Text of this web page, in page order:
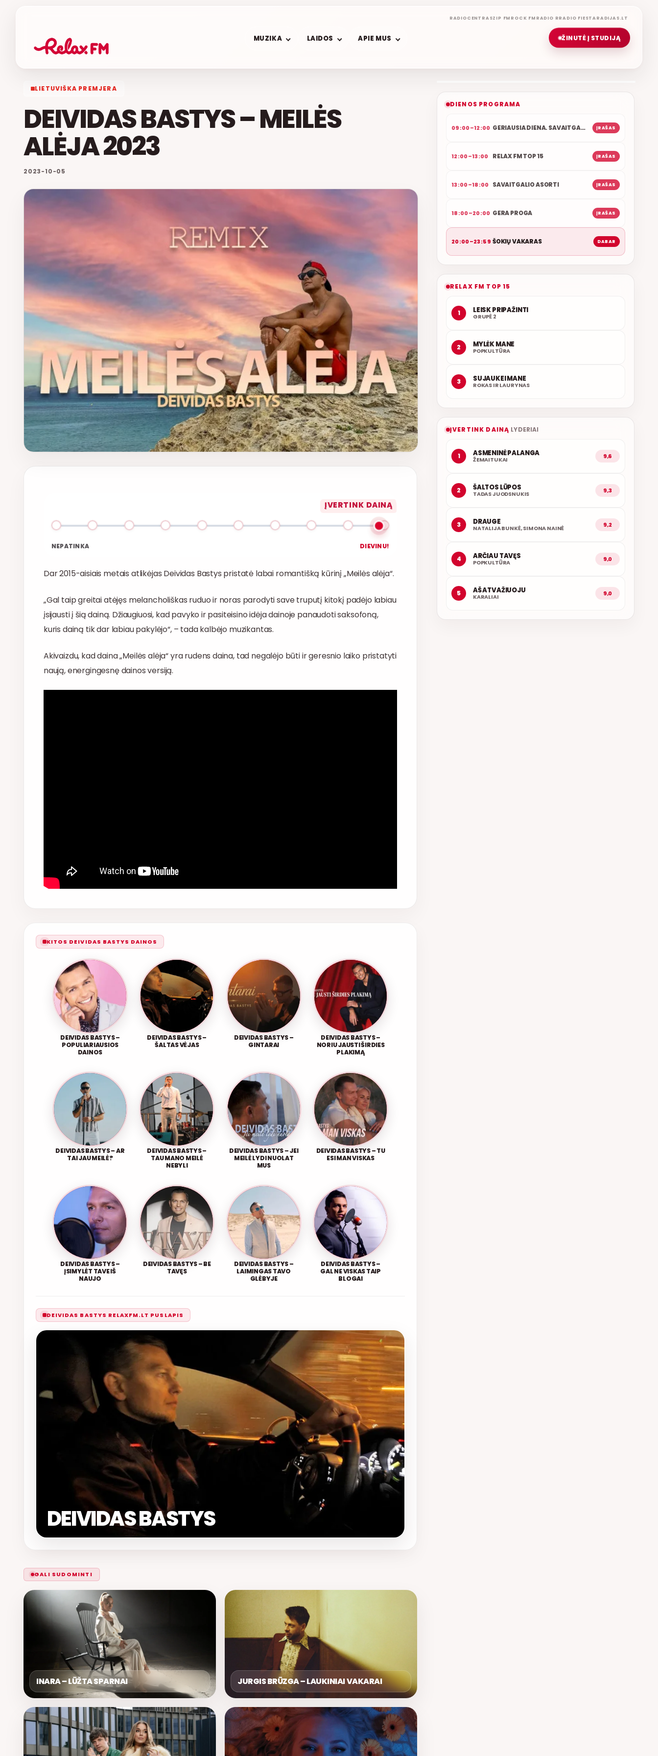
RADIOCENTRASZIP FM ROCK FM RADIO RRADIO FIESTARADIJAS.LT
ŽINUTĖ Į STUDIJĄ
MUZIKA LAIDOS APIE MUS
LIETUVIŠKA PREMJERA
DEIVIDAS BASTYS – MEILĖS
ALĖJA 2023
2023-10-05
ĮVERTINK DAINĄ
NEPATINKA DIEVINU!
Dar 2015-aisiais metais atlikėjas Deividas Bastys pristatė labai romantišką kūrinį „Meilės alėja“.
„Gal taip greitai atėjęs melancholiškas ruduo ir noras parodyti save truputį kitokį padėjo labiau
įsijausti į šią dainą. Džiaugiuosi, kad pavyko ir pasiteisino idėja dainoje panaudoti saksofoną,
kuris dainą tik dar labiau pakylėjo“, – tada kalbėjo muzikantas.
Akivaizdu, kad daina „Meilės alėja“ yra rudens daina, tad negalėjo būti ir geresnio laiko pristatyti
naują, energingesnę dainos versiją.
KITOS DEIVIDAS BASTYS DAINOS
DEIVIDAS BASTYS –
POPULIARIAUSIOS
DAINOS
DEIVIDAS BASTYS –
ŠALTAS VĖJAS
DEIVIDAS BASTYS –
GINTARAI
DEIVIDAS BASTYS –
NORIU JAUSTI ŠIRDIES
PLAKIMĄ
DEIVIDAS BASTYS – AR
TAI JAU MEILĖ?
DEIVIDAS BASTYS –
TAU MANO MEILĖ
NEBYLI
DEIVIDAS BASTYS – JEI
MEILĖ LYDI NUOLAT
MUS
DEIVIDAS BASTYS – TU
ESI MAN VISKAS
DEIVIDAS BASTYS –
ĮSIMYLĖT TAVE IŠ
NAUJO
DEIVIDAS BASTYS – BE
TAVĘS
DEIVIDAS BASTYS –
LAIMINGAS TAVO
GLĖBYJE
DEIVIDAS BASTYS –
GAL NE VISKAS TAIP
BLOGAI
DEIVIDAS BASTYS RELAXFM.LT PUSLAPIS
DEIVIDAS BASTYS
GALI SUDOMINTI
INARA – LŪŽTA SPARNAI JURGIS BRŪZGA – LAUKINIAI VAKARAI
ETERYJE
ŠOKIŲ VAKARAS
DIENOS PROGRAMA
09:00–12:00 GERIAUSIA DIENA. SAVAITGALIS ĮRAŠAS
12:00–13:00 RELAX FM TOP 15 ĮRAŠAS
13:00–18:00 SAVAITGALIO ASORTI ĮRAŠAS
18:00–20:00 GERA PROGA ĮRAŠAS
20:00–23:59 ŠOKIŲ VAKARAS DABAR
RELAX FM TOP 15
1 LEISK PRIPAŽINTI
GRUPĖ 2
2 MYLĖK MANE
POPKULTŪRA
3 SUJAUKEI MANE
ROKAS IR LAURYNAS
ĮVERTINK DAINĄ LYDERIAI
1 ASMENINĖ PALANGA
ŽEMAITUKAI 9,6
2 ŠALTOS LŪPOS
TADAS JUODSNUKIS 9,3
3 DRAUGE
NATALIJA BUNKĖ, SIMONA NAINĖ 9,2
4 ARČIAU TAVĘS
POPKULTŪRA 9,0
5 AŠ ATVAŽIUOJU
KARALIAI 9,0